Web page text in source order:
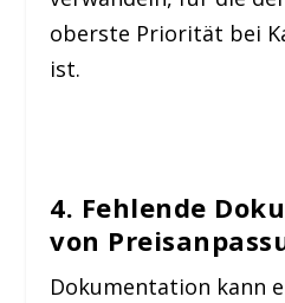
oberste Priorität bei
ist.
4. Fehlende
von
Dokumentation kann